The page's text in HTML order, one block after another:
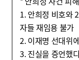
1. 안희정 비호와
자들 재임용 불가
2. 이재명 선대위
3. 진실을 증언했